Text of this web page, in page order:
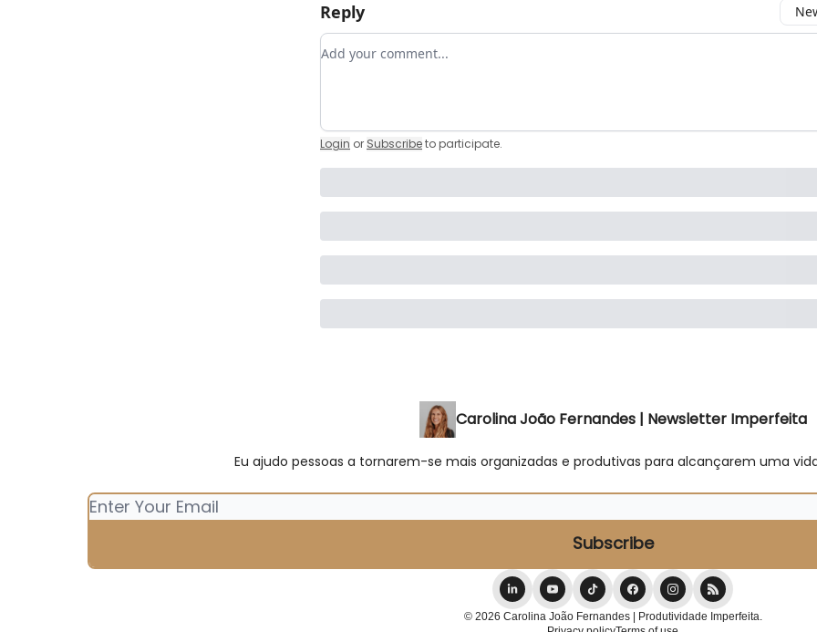
Reply
Add your comment
Login or Subscribeto participate.
Carolina João Fernandes | Newsletter Imperfeita
Eu ajudo pessoas a tornarem-se mais organizadas e produtivas para alcançarem uma
© 2026 Carolina João Fernandes | Produtividade Imperfeita.